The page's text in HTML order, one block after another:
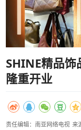
SHINE精品
隆重开业
责任编辑：南亚网络电视 来